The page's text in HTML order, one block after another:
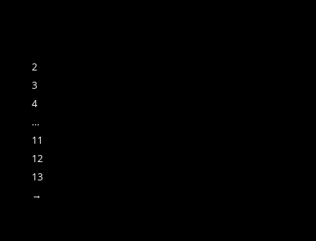
2
3
4
…
11
12
13
→